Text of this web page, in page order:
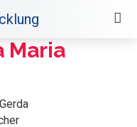
Maria